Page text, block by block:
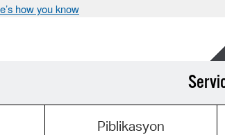
how you know
Piblikasyon